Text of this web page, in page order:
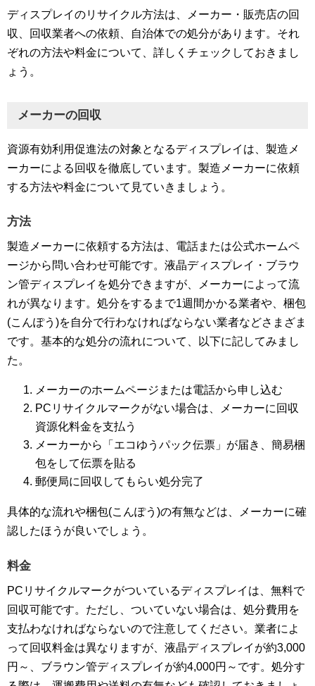
ディスプレイのリサイクル方法は、メーカー・販売店の回
収、回収業者への依頼、自治体での処分があります。それ
ぞれの方法や料金について、詳しくチェックしておきまし
ょう。
メーカーの回収
資源有効利用促進法の対象となるディスプレイは、製造メ
ーカーによる回収を徹底しています。製造メーカーに依頼
する方法や料金について見ていきましょう。
方法
製造メーカーに依頼する方法は、電話または公式ホームペ
ージから問い合わせ可能です。液晶ディスプレイ・ブラウ
ン管ディスプレイを処分できますが、メーカーによって流
れが異なります。処分をするまで1週間かかる業者や、梱包
(こんぽう)を自分で行わなければならない業者などさまざま
です。基本的な処分の流れについて、以下に記してみまし
た。
メーカーのホームページまたは電話から申し込む
PCリサイクルマークがない場合は、メーカーに回収
資源化料金を支払う
メーカーから「エコゆうパック伝票」が届き、簡易梱
包をして伝票を貼る
郵便局に回収してもらい処分完了
具体的な流れや梱包(こんぽう)の有無などは、メーカーに確
認したほうが良いでしょう。
料金
PCリサイクルマークがついているディスプレイは、無料で
回収可能です。ただし、ついていない場合は、処分費用を
支払わなければならないので注意してください。業者によ
って回収料金は異なりますが、液晶ディスプレイが約3,000
円～、ブラウン管ディスプレイが約4,000円～です。処分す